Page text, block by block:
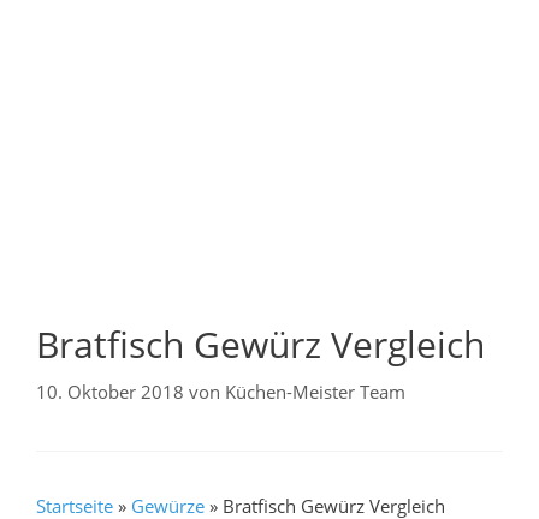
Bratfisch Gewürz Vergleich
10. Oktober 2018 von Küchen-Meister Team
Startseite » Gewürze » Bratfisch Gewürz Vergleich